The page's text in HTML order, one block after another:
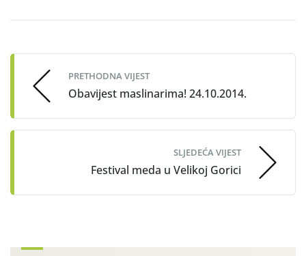
navigation
PRETHODNA VIJEST
Obavijest maslinarima! 24.10.2014.
SLJEDEĆA VIJEST
Festival meda u Velikoj Gorici